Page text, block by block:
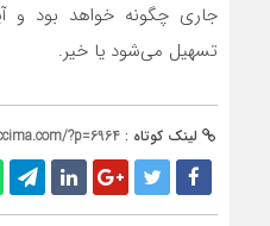
جاری چگونه خواهد بود و
تسهیل می‌شود یا خیر.
لینک کوتاه : ?p=6964